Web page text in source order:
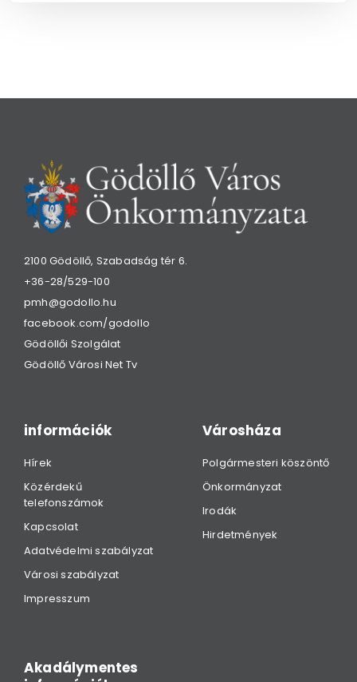
2100 Gödöllő, Szabadság tér 6.
+36-28/529-100
pmh@godollo.hu
facebook.com/godollo
Gödöllői Szolgálat
Gödöllő Városi Net Tv
információk
Hírek
Közérdekű
telefonszámok
Kapcsolat
Adatvédelmi szabályzat
Városi szabályzat
Impresszum
Városháza
Polgármesteri köszöntő
Önkormányzat
Irodák
Hirdetmények
Akadálymentes